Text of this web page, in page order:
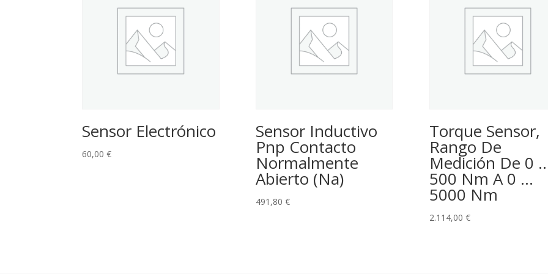
Sensor Electrónico
60,00€
Sensor Inductivo
Pnp Contacto
Normalmente
Abierto (Na)
491,80 €
Torque Sensor,
Rango De
Medición De 0
500 Nm A 0 …
5000 Nm
2.114,00 €